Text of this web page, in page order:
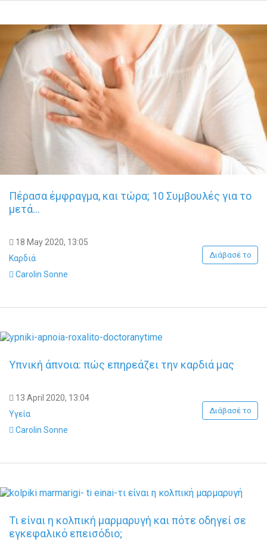
Πέρασα έμφραγμα, και τώρα; 10 Συμβουλές για το
μετά…
18 May 2020, 13:05
Καρδιά
Carolin Sonne
Διάβασέ το
Υπνική άπνοια: πώς επηρεάζει την καρδιά μας
13 April 2020, 13:04
Υγεία
Carolin Sonne
Διάβασέ το
Τι είναι η κολπική μαρμαρυγή και πότε οδηγεί σε
εγκεφαλικό επεισόδιο;